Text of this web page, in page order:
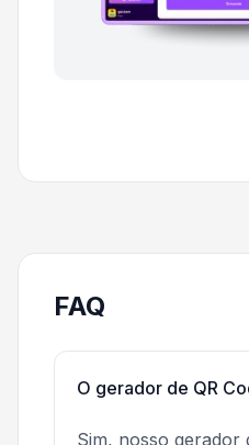
FAQ
O gerador de QR
Sim, nosso gerador